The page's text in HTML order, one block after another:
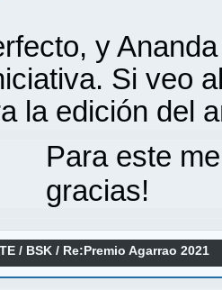
y
Si veo
la edición del
Para este
gracias!
/ BSK / Re:Premio Agarrao 2021